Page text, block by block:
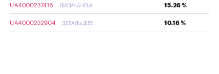
UA4000237416 ЛИСИЧАНСЬК 15.26 %
UA4000232904 ДЕБАЛЬЦЕВЕ 10.16 %